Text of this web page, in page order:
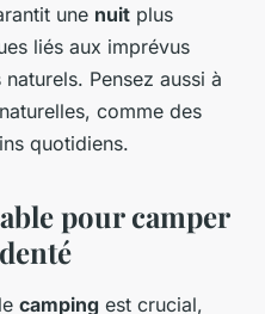
une nuit plus
liés aux imprévus
Pensez aussi à
comme des
quotidiens.
pour camper
le camping est crucial,